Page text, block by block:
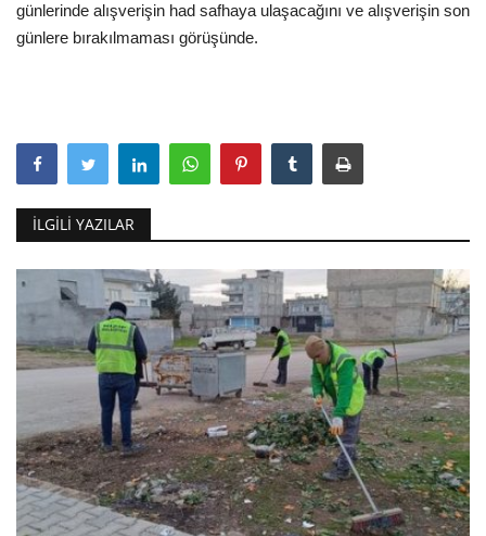
günlerinde alışverişin had safhaya ulaşacağını ve alışverişin son
günlere bırakılmaması görüşünde.
İLGILI YAZILAR